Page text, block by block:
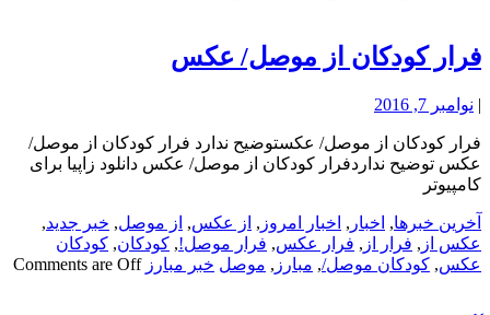
فرار کودکان از موصل/ عکس
| نوامبر 7, 2016
فرار کودکان از موصل/ عکستوضیح ندارد فرار کودکان از موصل/
عکس توضیح نداردفرار کودکان از موصل/ عکس دانلود زاپیا برای
کامپیوتر
آخرین خبرها, اخبار , اخبار امروز , از عکس, از موصل, خبر جدید,
عکس از , فرار از , فرار عکس, فرار موصل!, کودکان, کودکان
عکس, کودکان موصل/, مبارز , موصل خبر مبارز Comments are Off